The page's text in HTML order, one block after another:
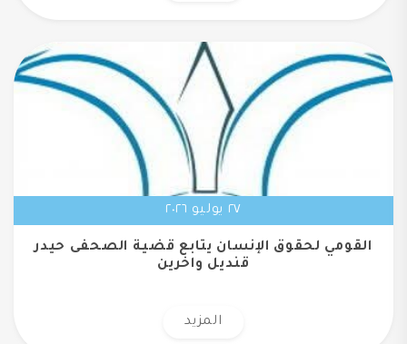
٢٧ يوليو ٢٠٢٦
القومي لحقوق الإنسان يتابع قضية الصحفى حيدر
قنديل واخرين
المزيد